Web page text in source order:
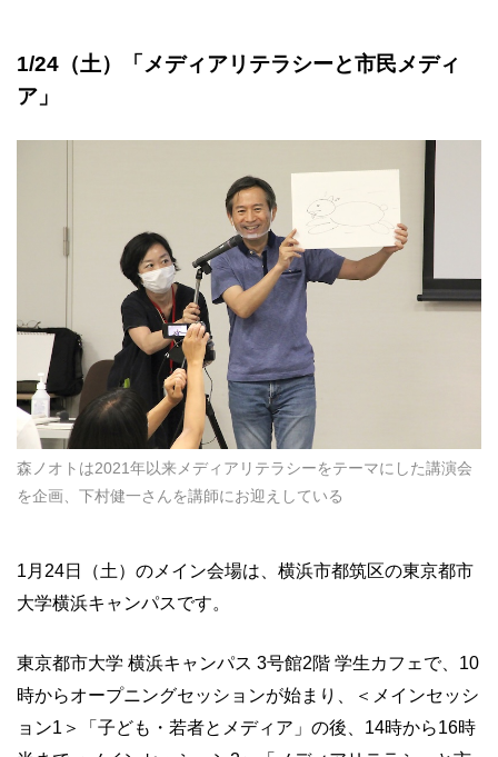
1/24（土）「メディアリテラシーと市民メディ
ア」
森ノオトは2021年以来メディアリテラシーをテーマにした講演会
を企画、下村健一さんを講師にお迎えしている
1月24日（土）のメイン会場は、横浜市都筑区の東京都市
大学横浜キャンパスです。
東京都市大学 横浜キャンパス 3号館2階 学生カフェで、10
時からオープニングセッションが始まり、＜メインセッシ
ョン1＞「子ども・若者とメディア」の後、14時から16時